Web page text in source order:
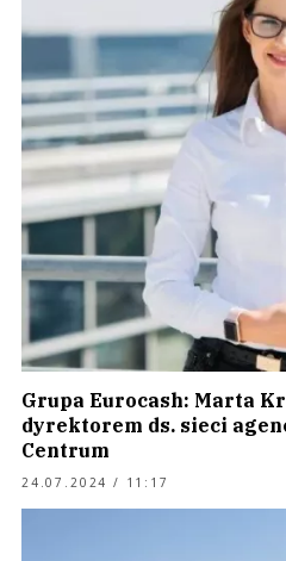
Grupa Eurocash: Marta
dyrektorem ds. sieci
Centrum
24.07.2024 / 11:17